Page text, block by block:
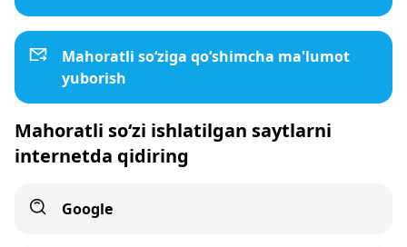
Mahoratli so‘ziga qo‘shimcha ma'lumot
yuborish
Mahoratli so‘zi ishlatilgan saytlarni
internetda qidiring
Google